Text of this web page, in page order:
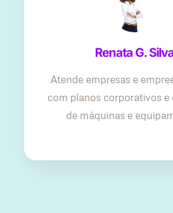
Renata G.
Atende empresas e
com planos corporativos e
de máquinas e